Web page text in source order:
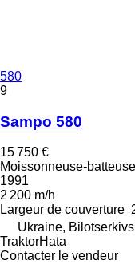
580
9
Sampo 580
15 750 €
Moissonneuse-batteuse
1991
2 200 m/h
Largeur de couverture
Ukraine,
TraktorHata
Contacter le vendeur